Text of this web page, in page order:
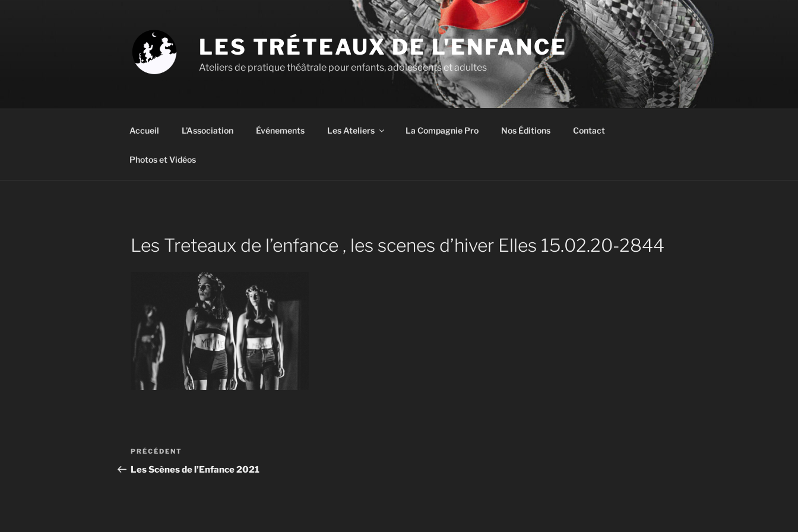
LES TRÉTEAUX DE L'ENFANCE
Ateliers de pratique théâtrale pour enfants, adolescents et adultes
Accueil L’Association Événements Les Ateliers La Compagnie Pro Nos Éditions Contact
Photos et Vidéos
Les Treteaux de l’enfance , les scenes d’hiver Elles 15.02.20-2844
Navigation
de
Article
précédent
PRÉCÉDENT
Les Scènes de l’Enfance 2021